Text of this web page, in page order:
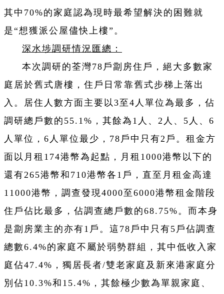
其中70%的家庭認為現時最希望解決的困難就
是“想獲派公屋儘快上樓”。
深水埗調研情況匯總：
本次調研的荃灣78戶劏房住戶，絕大多數家
庭居於舊式唐樓，住戶日常靠舊式步梯上落出
入。居住人數方面主要以3至4人單位為最多， 佔
調研總戶數的55.1%，其餘為1人、2人、5人、6
人單位，6人單位最少，78戶中只有2戶。租金方
面以月租174港幣為起點，月租1000港幣以下的
還有265港幣和710港幣各1戶，直至月租金高達
11000港幣，調查發現4000至6000港幣租金階段
住戶佔 比最多， 佔調查總戶數的68.75%。而本身
是劏房業主的亦有1戶。這78戶中只有5戶佔調查
總數6.4%的家庭不屬於弱勢群組，其中低收入家
庭佔47.4%，獨居長者/雙老家庭及新來港家庭分
別 佔10.3%和15.4%，其餘極少數為單親家庭、